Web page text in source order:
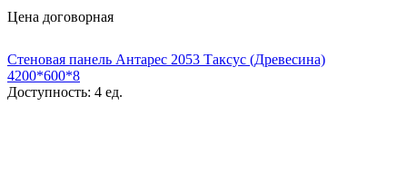
Цена договорная
Стеновая панель Антарес 2053 Таксус (Древесина)
4200*600*8
Доступность: 4 ед.